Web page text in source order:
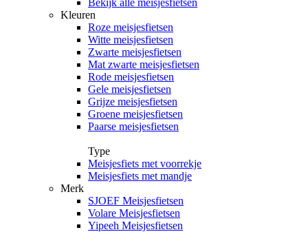
Bekijk alle meisjesfietsen
Kleuren
Roze meisjesfietsen
Witte meisjesfietsen
Zwarte meisjesfietsen
Mat zwarte meisjesfietsen
Rode meisjesfietsen
Gele meisjesfietsen
Grijze meisjesfietsen
Groene meisjesfietsen
Paarse meisjesfietsen
Type
Meisjesfiets met voorrekje
Meisjesfiets met mandje
Merk
SJOEF Meisjesfietsen
Volare Meisjesfietsen
Yipeeh Meisjesfietsen